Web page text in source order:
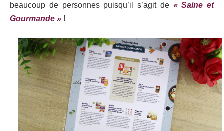
beaucoup de personnes puisqu’il s’agit de « Saine et
Gourmande » !